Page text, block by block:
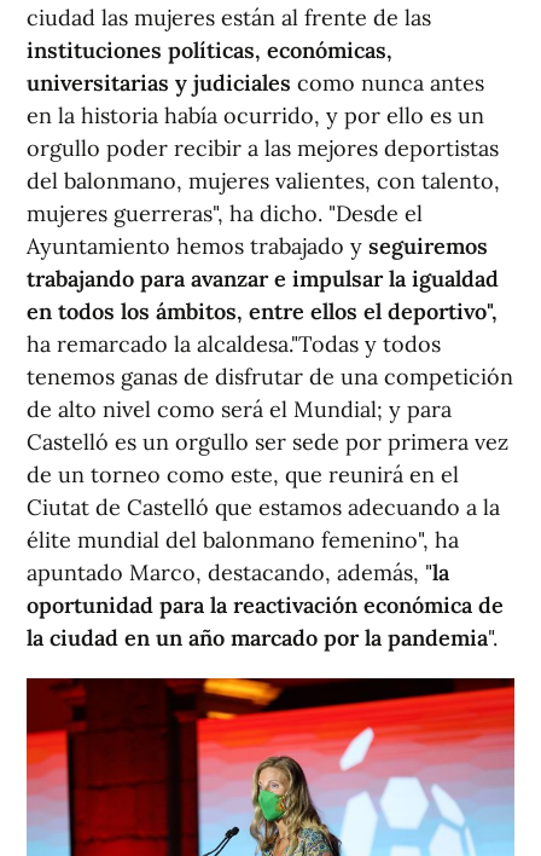
ciudad las mujeres están al frente de las
instituciones políticas, económicas,
universitarias y judiciales como nunca antes
en la historia había ocurrido, y por ello es un
orgullo poder recibir a las mejores deportistas
del balonmano, mujeres valientes, con talento,
mujeres guerreras", ha dicho. "Desde el
Ayuntamiento hemos trabajado y seguiremos
trabajando para avanzar e impulsar la igualdad
en todos los ámbitos, entre ellos el deportivo",
ha remarcado la alcaldesa."Todas y todos
tenemos ganas de disfrutar de una competición
de alto nivel como será el Mundial; y para
Castelló es un orgullo ser sede por primera vez
de un torneo como este, que reunirá en el
Ciutat de Castelló que estamos adecuando a la
élite mundial del balonmano femenino", ha
apuntado Marco, destacando, además, "la
oportunidad para la reactivación económica de
la ciudad en un año marcado por la pandemia".